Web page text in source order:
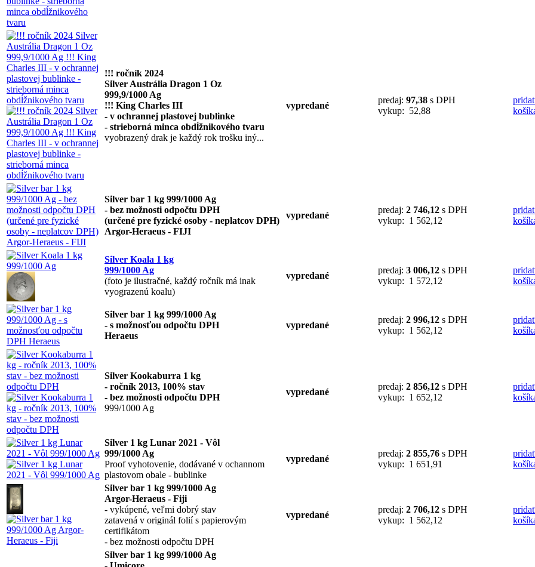
!!! ročník 2024
Silver Austrália Dragon 1 Oz
999,9/1000 Ag
!!! King Charles III
- v ochrannej plastovej bublinke
- strieborná minca obdĺžnikového tvaru
vyobrazený drak je každý rok trošku iný...
vypredané
predaj: 97,38 s DPH
vykup: 52,88
Silver bar 1 kg 999/1000 Ag
- bez možnosti odpočtu DPH
(určené pre fyzické osoby - neplatcov DPH)
Argor-Heraeus - FIJI
vypredané
predaj: 2 746,12 s DPH
vykup: 1 562,12
Silver Koala 1 kg
999/1000 Ag
(foto je ilustračné, každý ročník má inak
vyograzenú koalu)
vypredané
predaj: 3 006,12 s DPH
vykup: 1 572,12
Silver bar 1 kg 999/1000 Ag
- s možnosťou odpočtu DPH
Heraeus
vypredané
predaj: 2 996,12 s DPH
vykup: 1 562,12
Silver Kookaburra 1 kg
- ročník 2013, 100% stav
- bez možnosti odpočtu DPH
999/1000 Ag
vypredané
predaj: 2 856,12 s DPH
vykup: 1 652,12
Silver 1 kg Lunar 2021 - Vôl
999/1000 Ag
Proof vyhotovenie, dodávané v ochannom
plastovom obale - bublinke
vypredané
predaj: 2 855,76 s DPH
vykup: 1 651,91
Silver bar 1 kg 999/1000 Ag
Argor-Heraeus - Fiji
- vykúpené, veľmi dobrý stav
zatavená v originál folií s papierovým
certifikátom
- bez možnosti odpočtu DPH
vypredané
predaj: 2 706,12 s DPH
vykup: 1 562,12
Silver bar 1 kg 999/1000 Ag